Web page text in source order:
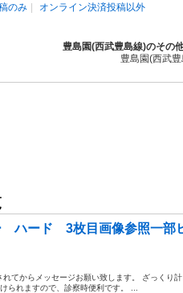
のみ オンライン決済投稿以外
豊島園(西武豊島線)のその
豊島園(西武
ハード 3枚目画像参照一部
てからメッセージお願い致します。 ざっくり
られますので、診察時便利です。 ...